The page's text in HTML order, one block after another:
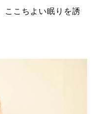
ここちよい眠りを誘